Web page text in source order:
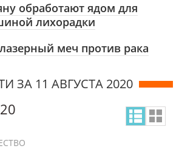
обработают ядом для
лихорадки
меч против рака
ЗА 11 АВГУСТА 2020